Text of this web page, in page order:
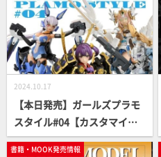
2024.10.17
【本日発売】ガールズプラモ
スタイル#04【カスタマイズ
の可能性】
書籍・MOOK発売情報